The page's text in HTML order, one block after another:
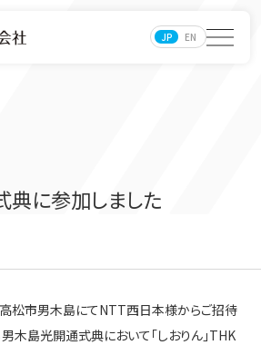
JP EN
に参加しました
松市男木島にてNTT西日本様からご招待
木島光開通式典において「しおりん」THK